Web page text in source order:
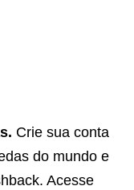
Crie sua conta
do mundo e
Acesse